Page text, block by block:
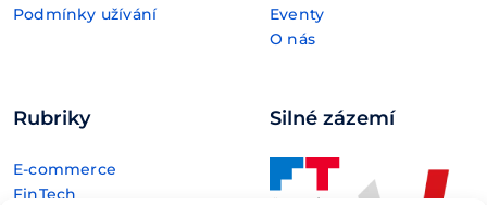
Podmínky užívání
Eventy
O nás
Rubriky
E-commerce
FinTech
Silné zázemí